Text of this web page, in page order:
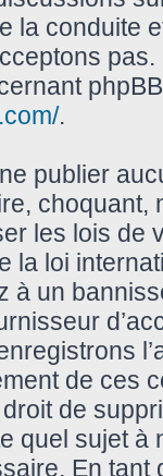
la conduite
.
publier
choquant,
les lois de
la loi
à un
de ces
de
quel sujet à
En tant